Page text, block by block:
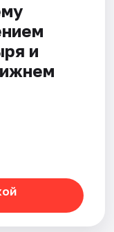
и